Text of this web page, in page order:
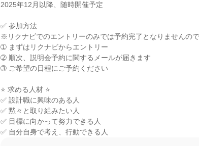
2025年12月以降、随時開催予定
✅ 参加方法
※リクナビでのエントリーのみでは予約完了となりませんので
➀ まずはリクナビからエントリー
➁ 順次、説明会予約に関するメールが届きます
➂ ご希望の日程にご予約ください
⭐ 求める人材 ⭐
✅ 設計職に興味のある人
✅ 黙々と取り組みたい人
✅ 目標に向かって努力できる人
✅ 自分自身で考え、行動できる人